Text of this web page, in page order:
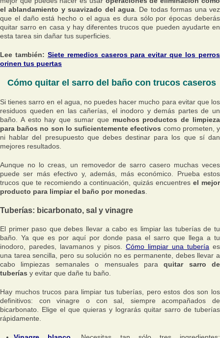
el ablandamiento y suavizado del agua . De todas formas una vez
que el daño está hecho o el agua es dura sólo por épocas deberás
quitar sarro en casa y hay diferentes trucos que pueden ayudarte en
esta tarea sin dañar tus superficies.
Lee también: Siete remedios caseros para evitar que los perros
orinen tus puertas
Cómo quitar el sarro del baño con trucos caseros
Si tienes sarro en el agua, no puedes hacer mucho para evitar que los
residuos queden en las cañerías, el inodoro y demás partes de un
baño. A esto hay que sumar que muchos productos de limpieza
para baños no son lo suficientemente efectivos como prometen, y
ni hablar del presupuesto que debes destinar para los que sí dan
mejores resultados.
Aunque no lo creas, un removedor de sarro casero muchas veces
puede ser más efectivo y, además, más económico. Prueba estos
trucos que te recomiendo a continuación, quizás encuentresel mejor
producto para limpiar el baño por monedas
Tuberías: bicarbonato, sal y vinagre
El primer paso que debes llevar a cabo es limpiar las tuberías de tu
baño. Ya que es por aquí por donde pasa el sarro que llega a tu
inodoro, paredes, lavamanos y pisos. Cómo limpiar una tubería es
una tarea sencilla, pero su solución no es permanente, debes llevar a
cabo limpiezas semanales o mensuales paraquitar sarro de
tuberías y evitar que dañe tu baño.
Hay muchos trucos para limpiar tus tuberías, pero estos dos son los
definitivos: con vinagre o con sal, siempre acompañados de
bicarbonato. Elige el que quieras y lograrás quitar sarro de tuberías
rápidamente.